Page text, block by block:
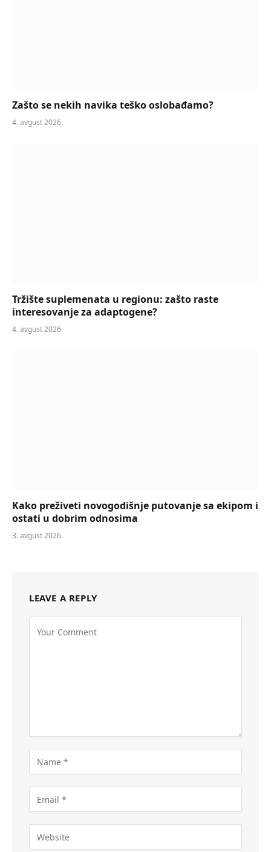
Zašto se nekih navika teško oslobađamo?
4. avgust 2026.
Tržište suplemenata u regionu: zašto raste
interesovanje za adaptogene?
4. avgust 2026.
Kako preživeti novogodišnje putovanje sa ekipom i
ostati u dobrim odnosima
3. avgust 2026.
LEAVE A REPLY